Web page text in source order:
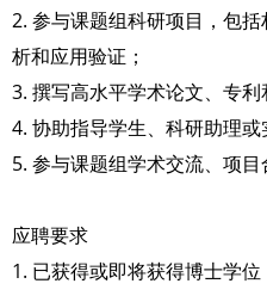
2. 参与课题组科研项目，包
析和应用验证；
3. 撰写高水平学术论文、专利
4. 协助指导学生、科研助理或
5. 参与课题组学术交流、项目
应聘要求
1. 已获得或即将获得博士学